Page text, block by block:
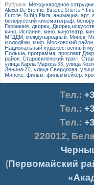
Рубрика: Международное
Alexei De Bronhe, Basque Shorts Films
Europe Rubin Plaza анимация арт
белорусский кинематограф
Германия дворец Дворец
кино Испания, кино, кинотеатр
МГДДМ международный Минск
молодёжи миф Московский район
Национальный художественный
Польша программа проспект
район Старовиленский тракт
улица Карла Маркса-33 улица
Ленина-20 улица Свердлова,
Минске фильм ,фильммейкер
Тел.:
Тел.:
Тел.:
220012,
(Первомайский